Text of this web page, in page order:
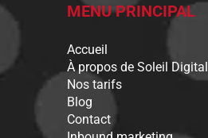
MENU PRINCIPAL
Accueil
À propos de Soleil Digital
Nos tarifs
Blog
Contact